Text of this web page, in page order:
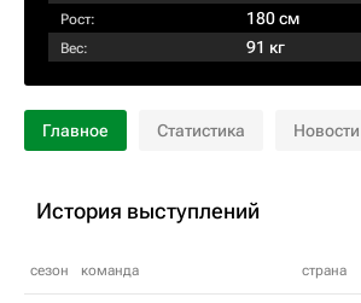
Рост: 180 см
Вес: 91 кг
Главное Статистика Новости
История выступлений
сезон команда страна